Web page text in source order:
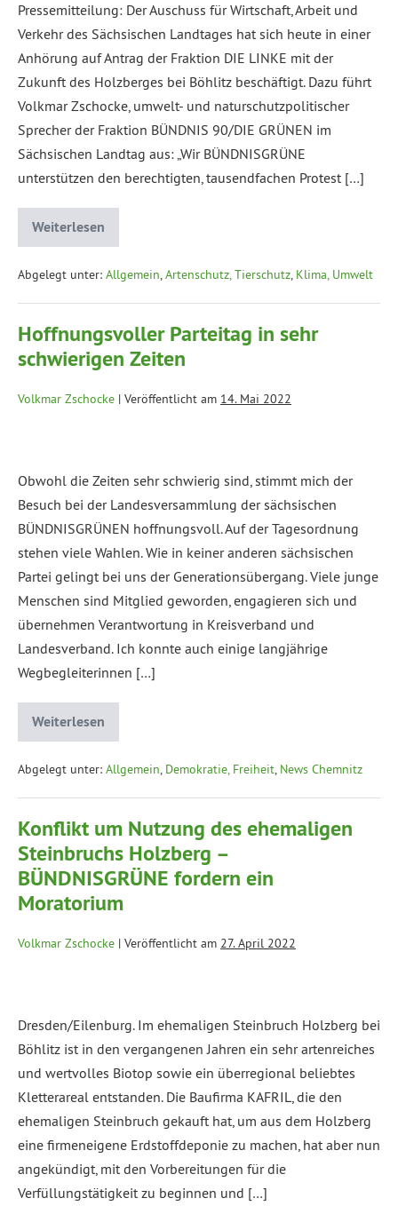
Pressemitteilung: Der Auschuss für Wirtschaft, Arbeit und
Verkehr des Sächsischen Landtages hat sich heute in einer
Anhörung auf Antrag der Fraktion DIE LINKE mit der
Zukunft des Holzberges bei Böhlitz beschäftigt. Dazu führt
Volkmar Zschocke, umwelt- und naturschutzpolitischer
Sprecher der Fraktion BÜNDNIS 90/DIE GRÜNEN im
Sächsischen Landtag aus: „Wir BÜNDNISGRÜNE
unterstützen den berechtigten, tausendfachen Protest […]
Weiterlesen
Abgelegt unter: Allgemein,Artenschutz, Tierschutz, Klima, Umwelt
Hoffnungsvoller Parteitag in sehr
schwierigen Zeiten
Volkmar Zschocke | Veröffentlicht am 14. Mai 2022
Obwohl die Zeiten sehr schwierig sind, stimmt mich der
Besuch bei der Landesversammlung der sächsischen
BÜNDNISGRÜNEN hoffnungsvoll. Auf der Tagesordnung
stehen viele Wahlen. Wie in keiner anderen sächsischen
Partei gelingt bei uns der Generationsübergang. Viele junge
Menschen sind Mitglied geworden, engagieren sich und
übernehmen Verantwortung in Kreisverband und
Landesverband. Ich konnte auch einige langjährige
Wegbegleiterinnen […]
Weiterlesen
Abgelegt unter: Allgemein, Demokratie, Freiheit, News Chemnitz
Konflikt um Nutzung des ehemaligen
Steinbruchs Holzberg –
BÜNDNISGRÜNE fordern ein
Moratorium
Volkmar Zschocke | Veröffentlicht am 27. April 2022
Dresden/Eilenburg. Im ehemaligen Steinbruch Holzberg bei
Böhlitz ist in den vergangenen Jahren ein sehr artenreiches
und wertvolles Biotop sowie ein überregional beliebtes
Kletterareal entstanden. Die Baufirma KAFRIL, die den
ehemaligen Steinbruch gekauft hat, um aus dem Holzberg
eine firmeneigene Erdstoffdeponie zu machen, hat aber nun
angekündigt, mit den Vorbereitungen für die
Verfüllungstätigkeit zu beginnen und […]